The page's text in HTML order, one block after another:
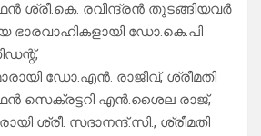
ശ്രീ.കെ. രവീന്ദ്രൻ തുടങ്ങിയവർ
ഭാരവാഹികളായി ഡോ.കെ.പി
ഡോ.എൻ. രാജീവ്, ശ്രീമതി
സെക്രട്ടറി എൻ.ശൈല രാജ്,
ശ്രീ. സദാനന്ദ്.സി., ശ്രീമതി